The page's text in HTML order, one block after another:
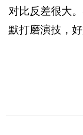
对比反差很大
默打磨演技，